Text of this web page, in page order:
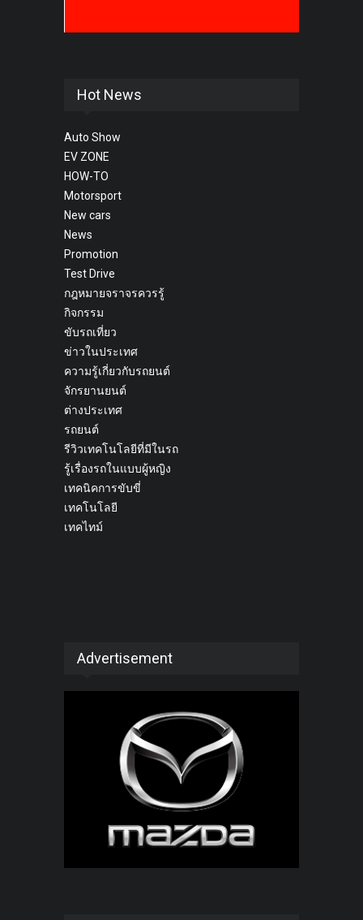
Hot News
Auto Show
EV ZONE
HOW-TO
Motorsport
New cars
News
Promotion
Test Drive
กฎหมายจราจรควรรู้
กิจกรรม
ขับรถเที่ยว
ข่าวในประเทศ
ความรู้เกี่ยวกับรถยนต์
จักรยานยนต์
ต่างประเทศ
รถยนต์
รีวิวเทคโนโลยีที่มีในรถ
รู้เรื่องรถในแบบผู้หญิง
เทคนิคการขับขี่
เทคโนโลยี
เทคไทม์
Advertisement